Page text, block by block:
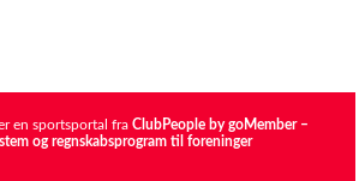
en sportsportal fra ClubPeople by goMember –
og regnskabsprogram til foreninger